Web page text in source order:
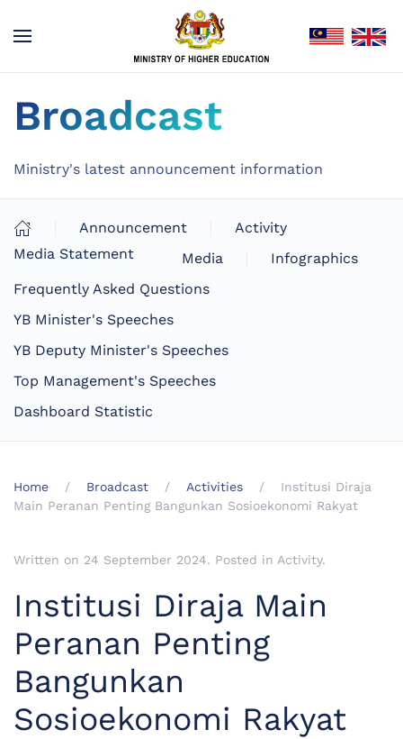
Broadcast
Ministry's latest announcement information
Announcement
Activity
Media Statement
Media
Infographics
Frequently Asked Questions
YB Minister's Speeches
YB Deputy Minister's Speeches
Top Management's Speeches
Dashboard Statistic
Home Broadcast Activities
Institusi Diraja
Main Peranan Penting Bangunkan Sosioekonomi Rakyat
Written on 24 September 2024. Posted in Activity.
Institusi Diraja Main
Peranan Penting
Bangunkan
Sosioekonomi Rakyat